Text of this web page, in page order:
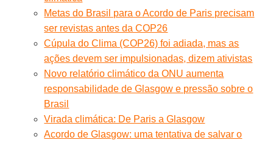
Metas do Brasil para o Acordo de Paris precisam
ser revistas antes da COP26
Cúpula do Clima (COP26) foi adiada, mas as
ações devem ser impulsionadas, dizem ativistas
Novo relatório climático da ONU aumenta
responsabilidade de Glasgow e pressão sobre o
Brasil
Virada climática: De Paris a Glasgow
Acordo de Glasgow: uma tentativa de salvar o